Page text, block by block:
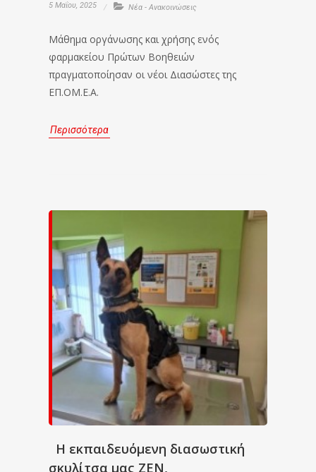
5 Μαΐου, 2025 Νέα - Ανακοινώσεις
Μάθημα οργάνωσης και χρήσης ενός
φαρμακείου Πρώτων Βοηθειών
πραγματοποίησαν οι νέοι Διασώστες της
ΕΠ.ΟΜ.Ε.Α.
Περισσότερα
Η εκπαιδευόμενη διασωστική
σκυλίτσα μας ΖΕΝ,